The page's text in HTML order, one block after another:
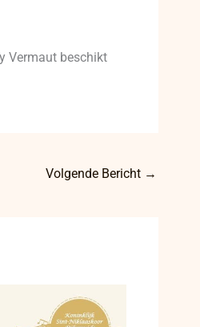
Vermaut beschikt
Volgende Bericht →